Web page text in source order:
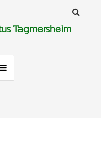
Tagmersheim